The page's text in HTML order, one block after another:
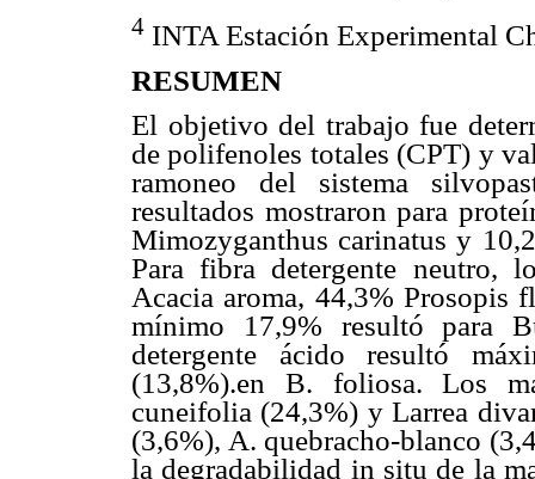
4 INTA Estación Experimental
RESUMEN
El objetivo del trabajo fue
de polifenoles totales (CPT) y
ramoneo del sistema
resultados mostraron para
Mimozyganthus carinatus y
Para fibra detergente neutro,
Acacia aroma, 44,3% Prosopis
mínimo 17,9% resultó para
detergente ácido resultó
(13,8%).en B. foliosa. Los
cuneifolia (24,3%) y Larrea
(3,6%), A. quebracho-blanco
la degradabilidad in situ de la